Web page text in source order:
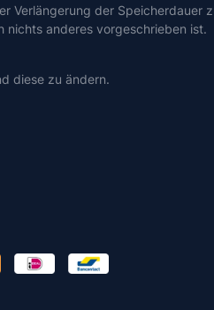
Verlängerung der Speicherdauer
nichts anderes vorgeschrieben ist.
diese zu ändern.